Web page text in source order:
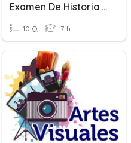
Examen De Historia Del Arte 7B
10 Q 7th